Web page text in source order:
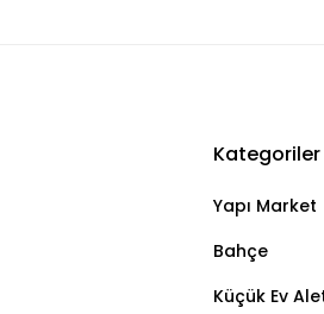
Bu ürüne ilk yorumu siz yapın!
Yorum Yaz
Kategoriler
Yapı Market
Bahçe
Küçük Ev